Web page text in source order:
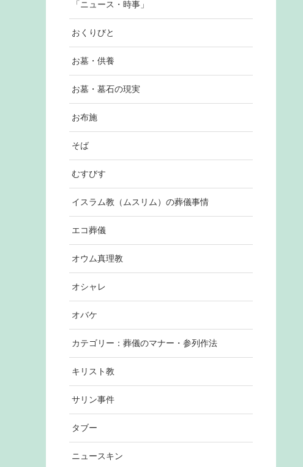
「ニュース・時事」
おくりびと
お墓・供養
お墓・墓石の現実
お布施
そば
むすびす
イスラム教（ムスリム）の葬儀事情
エコ葬儀
オウム真理教
オシャレ
オバケ
カテゴリー：葬儀のマナー・参列作法
キリスト教
サリン事件
タブー
ニュースキン